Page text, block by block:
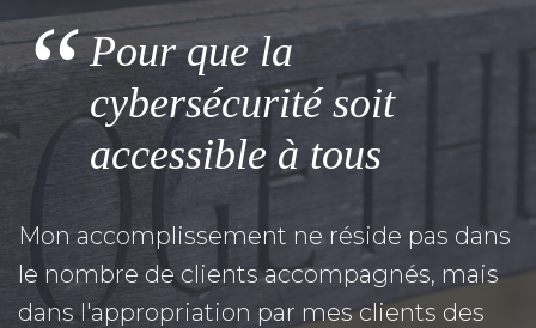
“Pour que la
cybersécurité soit
accessible à tous
Mon accomplissement ne réside pas dans
le nombre de clients accompagnés, mais
dans l'appropriation par mes clients des